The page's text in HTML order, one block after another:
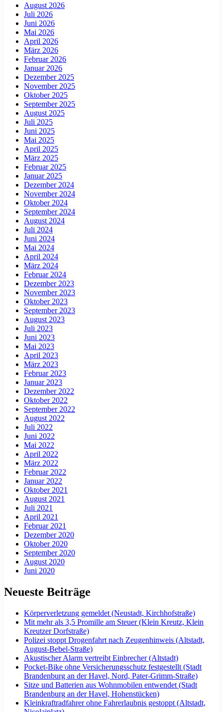
August 2026
Juli 2026
Juni 2026
Mai 2026
April 2026
März 2026
Februar 2026
Januar 2026
Dezember 2025
November 2025
Oktober 2025
September 2025
August 2025
Juli 2025
Juni 2025
Mai 2025
April 2025
März 2025
Februar 2025
Januar 2025
Dezember 2024
November 2024
Oktober 2024
September 2024
August 2024
Juli 2024
Juni 2024
Mai 2024
April 2024
März 2024
Februar 2024
Dezember 2023
November 2023
Oktober 2023
September 2023
August 2023
Juli 2023
Juni 2023
Mai 2023
April 2023
März 2023
Februar 2023
Januar 2023
Dezember 2022
Oktober 2022
September 2022
August 2022
Juli 2022
Juni 2022
Mai 2022
April 2022
März 2022
Februar 2022
Januar 2022
Oktober 2021
August 2021
Juli 2021
April 2021
Februar 2021
Dezember 2020
Oktober 2020
September 2020
August 2020
Juni 2020
Neueste Beiträge
Körperverletzung gemeldet (Neustadt, Kirchhofstraße)
Mit mehr als 3,5 Promille am Steuer (Klein Kreutz, Klein
Kreutzer Dorfstraße)
Polizei stoppt Drogenfahrt nach Zeugenhinweis (Altstadt,
August-Bebel-Straße)
Akustischer Alarm vertreibt Einbrecher (Altstadt)
Pocket-Bike ohne Versicherungsschutz festgestellt (Stadt
Brandenburg an der Havel, Nord, Pater-Grimm-Straße)
Sitze und Batterien aus Wohnmobilen entwendet (Stadt
Brandenburg an der Havel, Hohenstücken)
Kleinkraftradfahrer ohne Fahrerlaubnis gestoppt (Altstadt,